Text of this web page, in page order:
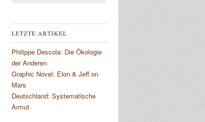
LETZTE ARTIKEL
Philippe Descola: Die Ökologie
der Anderen
Graphic Novel: Elon & Jeff on
Mars
Deutschland: Systematische
Armut